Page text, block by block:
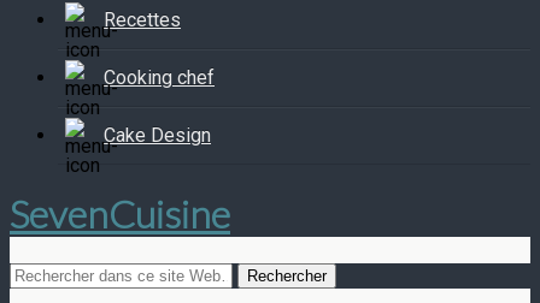
Recettes
Cooking chef
Cake Design
SevenCuisine